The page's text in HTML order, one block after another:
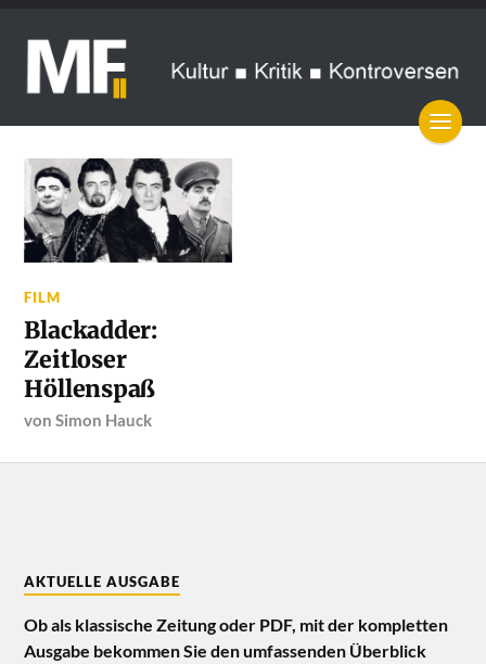
FILM
Blackadder:
Zeitloser
Höllenspaß
vonSimon Hauck
AKTUELLE AUSGABE
Ob als klassische Zeitung oder PDF, mit der kompletten
Ausgabe bekommen Sie den umfassenden Überblick